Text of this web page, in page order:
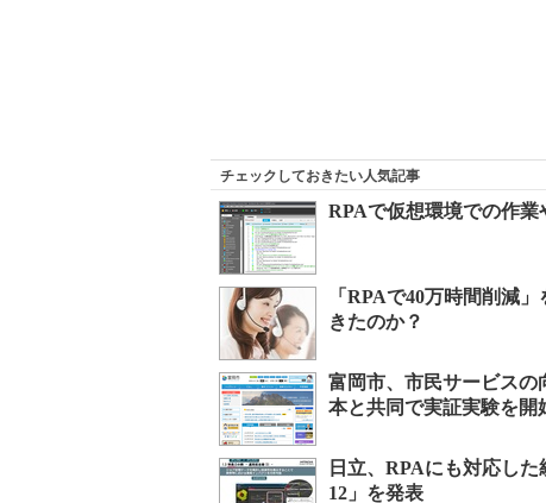
チェックしておきたい人気記事
RPAで仮想環境での作
「RPAで40万時間削減
きたのか？
富岡市、市民サービス
本と共同で実証実験を開
日立、RPAにも対応し
12」を発表